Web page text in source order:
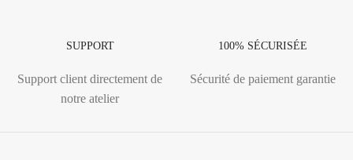
SUPPORT
Support client directement de
notre atelier
100% SÉCURISÉE
Sécurité de paiement garantie